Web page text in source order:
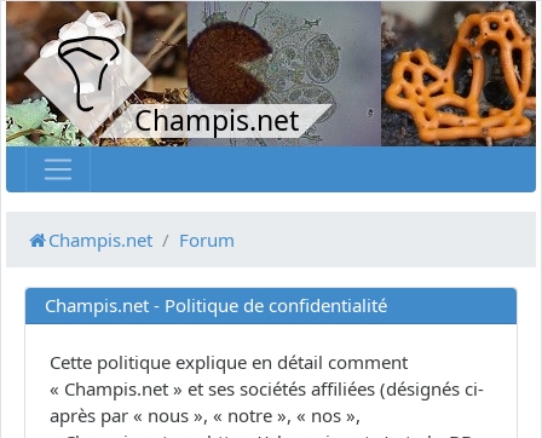
Champis.net
Champis.net Forum
Champis.net - Politique de confidentialité
Cette politique explique en détail comment
« Champis.net » et ses sociétés affiliées (désignés ci-
après par « nous », « notre », « nos »,